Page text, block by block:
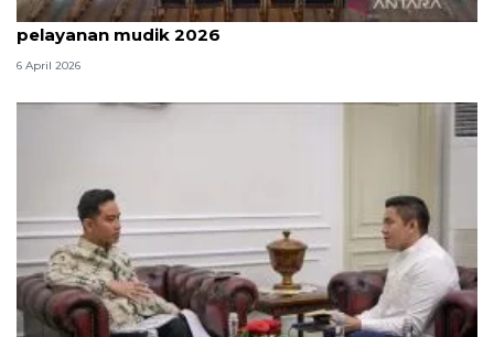
Survei: 88,8 persen responden puas dengan
pelayanan mudik 2026
6 April 2026